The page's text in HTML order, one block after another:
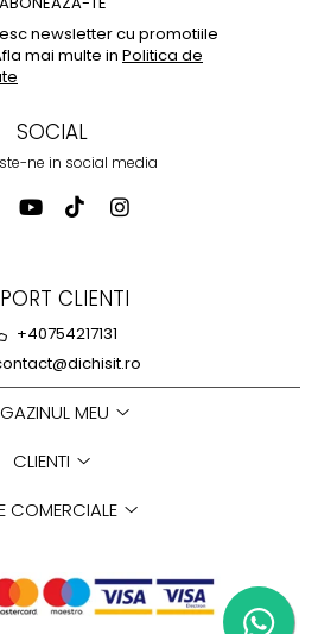
newsletter cu promotiile
mai multe in Politica de
SOCIAL
ne in social media
CLIENTI
+40754217131
MEU
CLIENTI
COMERCIALE